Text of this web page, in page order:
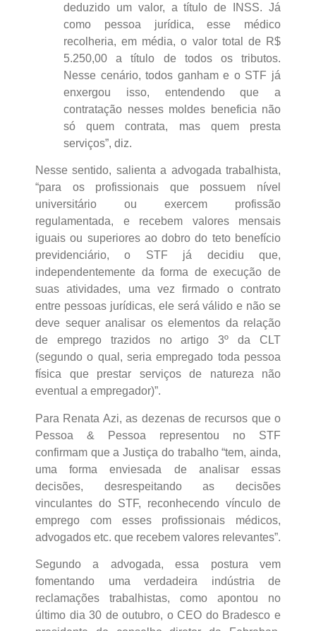
deduzido um valor, a título de INSS. Já
como pessoa jurídica, esse médico
recolheria, em média, o valor total de R$
5.250,00 a título de todos os tributos.
Nesse cenário, todos ganham e o STF já
enxergou isso, entendendo que a
contratação nesses moldes beneficia não
só quem contrata, mas quem presta
serviços”, diz.
Nesse sentido, salienta a advogada trabalhista,
“para os profissionais que possuem nível
universitário ou exercem profissão
regulamentada, e recebem valores mensais
iguais ou superiores ao dobro do teto benefício
previdenciário, o STF já decidiu que,
independentemente da forma de execução de
suas atividades, uma vez firmado o contrato
entre pessoas jurídicas, ele será válido e não se
deve sequer analisar os elementos da relação
de emprego trazidos no artigo 3º da CLT
(segundo o qual, seria empregado toda pessoa
física que prestar serviços de natureza não
eventual a empregador)”.
Para Renata Azi, as dezenas de recursos que o
Pessoa & Pessoa representou no STF
confirmam que a Justiça do trabalho “tem, ainda,
uma forma enviesada de analisar essas
decisões, desrespeitando as decisões
vinculantes do STF, reconhecendo vínculo de
emprego com esses profissionais médicos,
advogados etc. que recebem valores relevantes”.
Segundo a advogada, essa postura vem
fomentando uma verdadeira indústria de
reclamações trabalhistas, como apontou no
último dia 30 de outubro, o CEO do Bradesco e